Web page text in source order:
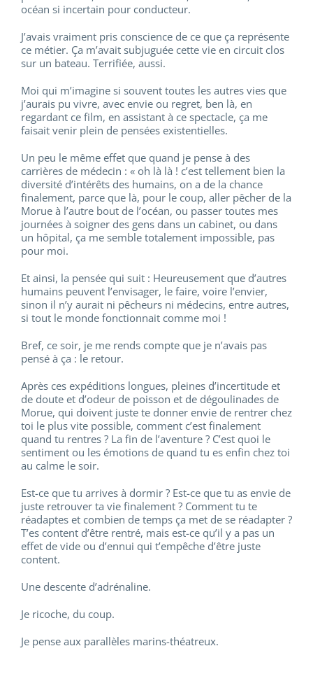
océan si incertain pour conducteur.
J’avais vraiment pris conscience de ce que ça représente
ce métier. Ça m’avait subjuguée cette vie en circuit clos
sur un bateau. Terrifiée, aussi.
Moi qui m’imagine si souvent toutes les autres vies que
j’aurais pu vivre, avec envie ou regret, ben là, en
regardant ce film, en assistant à ce spectacle, ça me
faisait venir plein de pensées existentielles.
Un peu le même effet que quand je pense à des
carrières de médecin : « oh là là ! c’est tellement bien la
diversité d’intérêts des humains, on a de la chance
finalement, parce que là, pour le coup, aller pêcher de la
Morue à l’autre bout de l’océan, ou passer toutes mes
journées à soigner des gens dans un cabinet, ou dans
un hôpital, ça me semble totalement impossible, pas
pour moi.
Et ainsi, la pensée qui suit : Heureusement que d’autres
humains peuvent l’envisager, le faire, voire l’envier,
sinon il n’y aurait ni pêcheurs ni médecins, entre autres,
si tout le monde fonctionnait comme moi !
Bref, ce soir, je me rends compte que je n’avais pas
pensé à ça : le retour.
Après ces expéditions longues, pleines d’incertitude et
de doute et d’odeur de poisson et de dégoulinades de
Morue, qui doivent juste te donner envie de rentrer chez
toi le plus vite possible, comment c’est finalement
quand tu rentres ? La fin de l’aventure ? C’est quoi le
sentiment ou les émotions de quand tu es enfin chez toi
au calme le soir.
Est-ce que tu arrives à dormir ? Est-ce que tu as envie de
juste retrouver ta vie finalement ? Comment tu te
réadaptes et combien de temps ça met de se réadapter ?
T’es content d’être rentré, mais est-ce qu’il y a pas un
effet de vide ou d’ennui qui t’empêche d’être juste
content.
Une descente d’adrénaline.
Je ricoche, du coup.
Je pense aux parallèles marins-théatreux.